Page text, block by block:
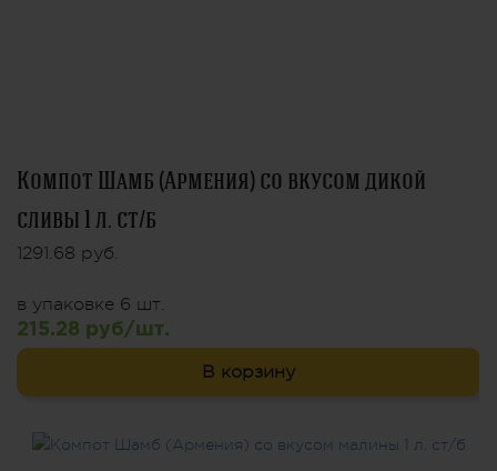
Компот Шамб (Армения) со вкусом дикой
сливы 1 л. ст/б
1291.68 руб.
в упаковке 6 шт.
215.28 руб/шт.
В корзину